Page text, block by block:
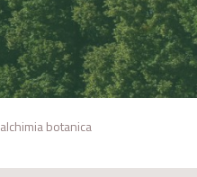
alchimia botanica